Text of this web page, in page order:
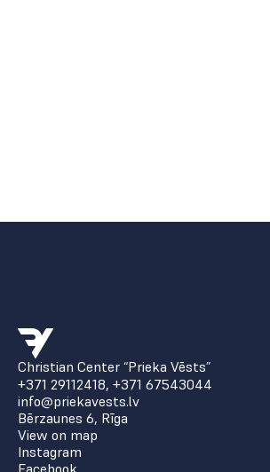
Christian Center “Prieka Vēsts”
+371 29112418, +371 67543044
info@priekavests.lv
Bērzaunes 6, Rīga
View on map
Instagram
Facebook